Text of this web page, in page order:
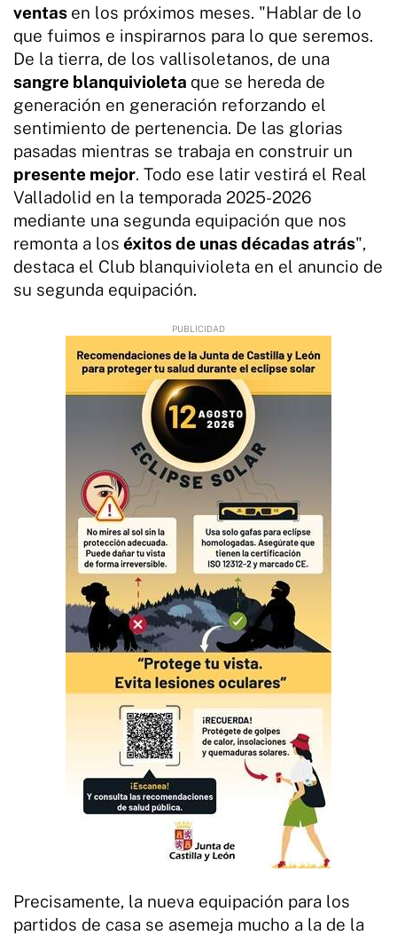
ventas en los próximos meses. "Hablar de lo
que fuimos e inspirarnos para lo que seremos.
De la tierra, de los vallisoletanos, de una
sangre blanquivioleta que se hereda de
generación en generación reforzando el
sentimiento de pertenencia. De las glorias
pasadas mientras se trabaja en construir un
presente mejor. Todo ese latir vestirá el Real
Valladolid en la temporada 2025-2026
mediante una segunda equipación que nos
remonta a los éxitos de unas décadas atrás",
destaca el Club blanquivioleta en el anuncio de
su segunda equipación.
Precisamente, la nueva equipación para los
partidos de casa se asemeja mucho a la de la